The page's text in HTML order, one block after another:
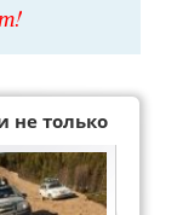
не только